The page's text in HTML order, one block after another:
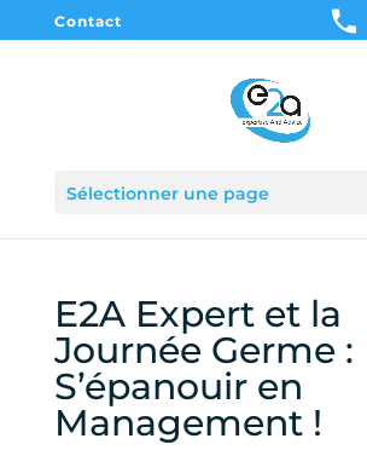
Contact
Sélectionner une page
E2A Expert et la
Journée Germe :
S’épanouir en
Management !